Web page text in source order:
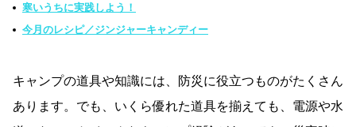
寒いうちに実践しよう！
今月のレシピ／ジンジャーキャンディー
キャンプの道具や知識には、防災に役立つものがたくさん
あります。でも、いくら優れた道具を揃えても、電源や水